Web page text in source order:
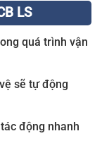
LS
quá trình vận
sẽ tự động
động nhanh